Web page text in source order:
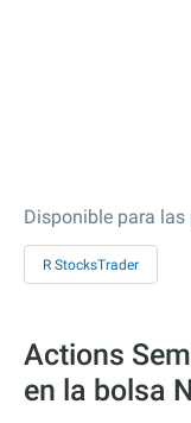
Disponible para
R StocksTrader
Actions
en la bolsa